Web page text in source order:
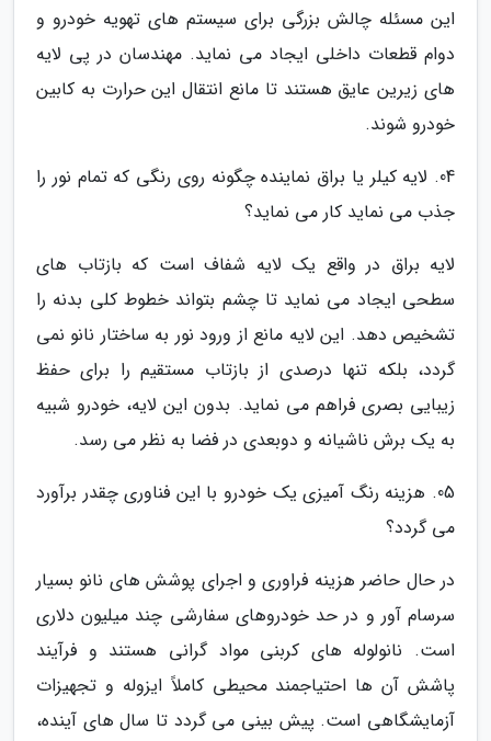
این مسئله چالش بزرگی برای سیستم های تهویه خودرو و
دوام قطعات داخلی ایجاد می نماید. مهندسان در پی لایه
های زیرین عایق هستند تا مانع انتقال این حرارت به کابین
خودرو شوند.
04. لایه کیلر یا براق نماینده چگونه روی رنگی که تمام نور را
جذب می نماید کار می نماید؟
لایه براق در واقع یک لایه شفاف است که بازتاب های
سطحی ایجاد می نماید تا چشم بتواند خطوط کلی بدنه را
تشخیص دهد. این لایه مانع از ورود نور به ساختار نانو نمی
گردد، بلکه تنها درصدی از بازتاب مستقیم را برای حفظ
زیبایی بصری فراهم می نماید. بدون این لایه، خودرو شبیه
به یک برش ناشیانه و دوبعدی در فضا به نظر می رسد.
05. هزینه رنگ آمیزی یک خودرو با این فناوری چقدر برآورد
می گردد؟
در حال حاضر هزینه فراوری و اجرای پوشش های نانو بسیار
سرسام آور و در حد خودروهای سفارشی چند میلیون دلاری
است. نانولوله های کربنی مواد گرانی هستند و فرآیند
پاشش آن ها احتیاجمند محیطی کاملاً ایزوله و تجهیزات
آزمایشگاهی است. پیش بینی می گردد تا سال های آینده،